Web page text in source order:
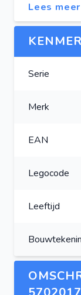
Lees meer
Serie
Merk
EAN
Legocode
Leeftijd